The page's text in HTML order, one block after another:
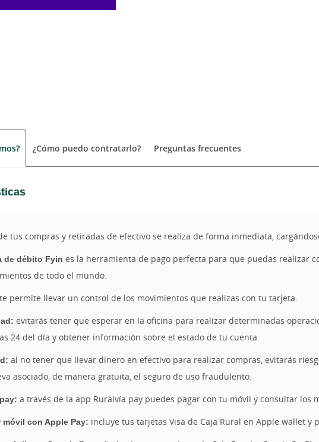
¿Cómo puedo contratarlo? Preguntas frecuentes
tus compras y retiradas de efectivo se realiza de forma inmediata,
de débito Fyines la herramienta de pago perfecta para que puedas realizar
de todo el mundo.
te permite llevar un control de los movimientos que realizas con tu tarjeta.
evitarás tener que esperar en la oficina para realizar determinadas
24 del día y obtener información sobre el estado de tu cuenta.
al no tener que llevar dinero en efectivo para realizar compras, evitarás
asociado, de manera gratuita, el seguro de uso fraudulento.
a través de la app Ruralvía pay puedes pagar con tu móvil y consultar los
móvil con Apple Pay: incluye tus tarjetas Visa de Caja Rural en Apple wallet y